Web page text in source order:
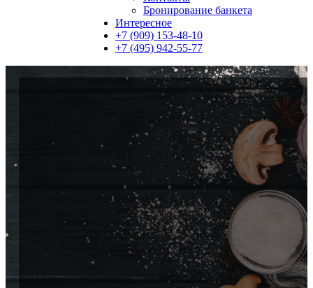
Бронирование банкета
Интересное
+7 (909) 153-48-10
+7 (495) 942-55-77